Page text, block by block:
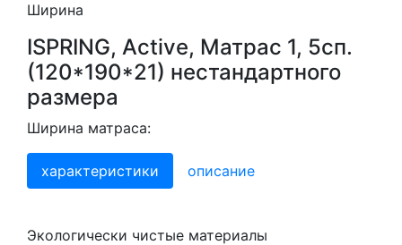
Ширина
ISPRING, Active, Матрас 1, 5сп.
(120*190*21) нестандартного
размера
Ширина матраса:
характеристики описание
Экологически чистые материалы